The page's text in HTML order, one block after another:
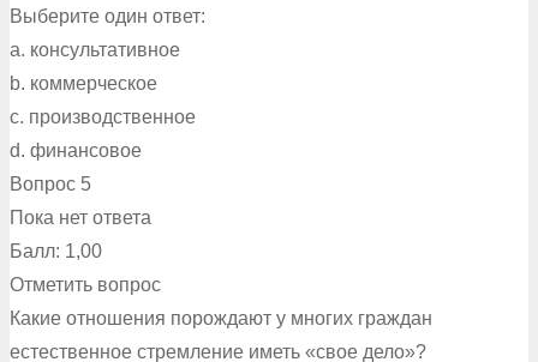
Выберите один ответ:
a. консультативное
b. коммерческое
c. производственное
d. финансовое
Вопрос 5
Пока нет ответа
Балл: 1,00
Отметить вопрос
Какие отношения порождают у многих граждан
естественное стремление иметь «свое дело»?